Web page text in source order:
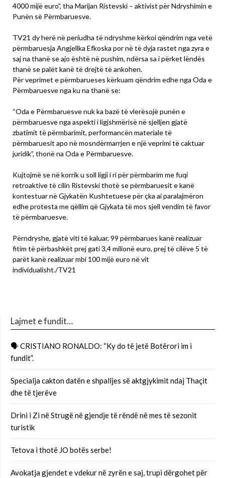
4000 mijë euro”, tha Marijan Ristevski – aktivist për Ndryshimin e
Punën së Përmbaruesve.
TV21 dy herë në periudha të ndryshme kërkoi qëndrim nga vetë
përmbaruesja Angjellka Efkoska por në të dyja rastet nga zyra e
saj na thanë se ajo është në pushim, ndërsa sa i përket lëndës
thanë se palët kanë të drejtë të ankohen.
Për veprimet e përmbarueses kërkuam qëndrim edhe nga Oda e
Përmbaruesve nga ku na thanë se:
“Oda e Përmbaruesve nuk ka bazë të vlerësojë punën e
përmbaruesve nga aspekti i ligjshmërisë në sjelljen gjatë
zbatimit të përmbarimit, performancën materiale të
përmbaruesit apo në mosndërmarrjen e një veprimi të caktuar
juridik”, thonë na Oda e Përmbaruesve.
Kujtojmë se në korrik u soll ligji i ri për përmbarim me fuqi
retroaktive të cilin Ristevski thotë se përmbaruesit e kanë
kontestuar në Gjykatën Kushtetuese për çka ai paralajmëron
edhe protesta me qëllim që Gjykata të mos sjell vendim të favor
të përmbaruesve.
Përndryshe, gjatë viti të kaluar, 99 përmbarues kanë realizuar
fitim të përbashkët prej gati 3,4 milionë euro, prej të cilëve 5 të
parët kanë realizuar mbi 100 mijë euro në vit
individualisht./TV21
Lajmet e fundit…
🗣 CRISTIANO RONALDO: “Ky do të jetë Botërori im i
fundit”.
Specialja cakton datën e shpalljes së aktgjykimit ndaj Thaçit
dhe të tjerëve
Drini i Zi në Strugë në gjendje të rëndë në mes të sezonit
turistik
Tetova i thotë JO botës serbe!
Avokatja gjendet e vdekur në zyrën e saj, trupi dërgohet për